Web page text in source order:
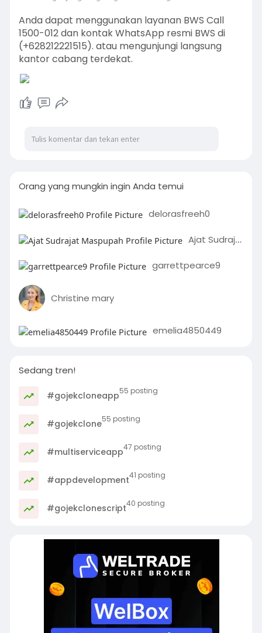
Anda dapat menggunakan layanan BWS Call
1500-012 dan kontak WhatsApp resmi BWS di
(+628212221515). atau mengunjungi langsung
kantor cabang terdekat.
Orang yang mungkin ingin Anda temui
delorasfreeh0
Ajat Sudrajat Maspupah
garrettpearce9
Christine mary
emelia4850449
Sedang tren!
#gojekcloneapp55 posting
#gojekclone55 posting
#multiserviceapp47 posting
#appdevelopment41 posting
#gojekclonescript40 posting